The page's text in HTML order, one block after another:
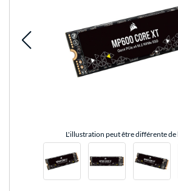
L'illustration peut être différente de